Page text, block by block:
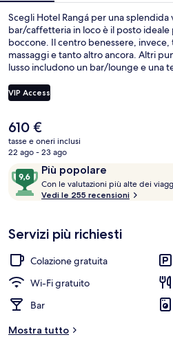
Scegli Hotel Rangá per una splendida
bar/caffetteria in loco è il posto ideale
boccone. Il centro benessere,
massaggi e tanto altro ancora. Altri
lusso includono un bar/lounge e una
VIP Access
Il
prezzo
attuale
610 €
610 €
tasse e oneri inclusi
22 ago - 23 ago
RecensioniPiù popolare
9,6
su
10,
popolare
Con le valutazioni più alte dei
Vedi le 255 recensioni
Servizi più richiesti
Colazione gratuita
Wi-Fi gratuito
Bar
Mostra tutto